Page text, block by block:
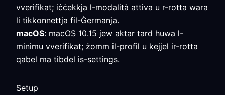
vverifikat; iċċekkja l-modalità attiva u r-rotta wara
li tikkonnettja fil-Ġermanja.
macOS: macOS 10.15 jew aktar tard huwa l-
minimu vverifikat; żomm il-profil u kejjel ir-rotta
qabel ma tibdel is-settings.
Setup